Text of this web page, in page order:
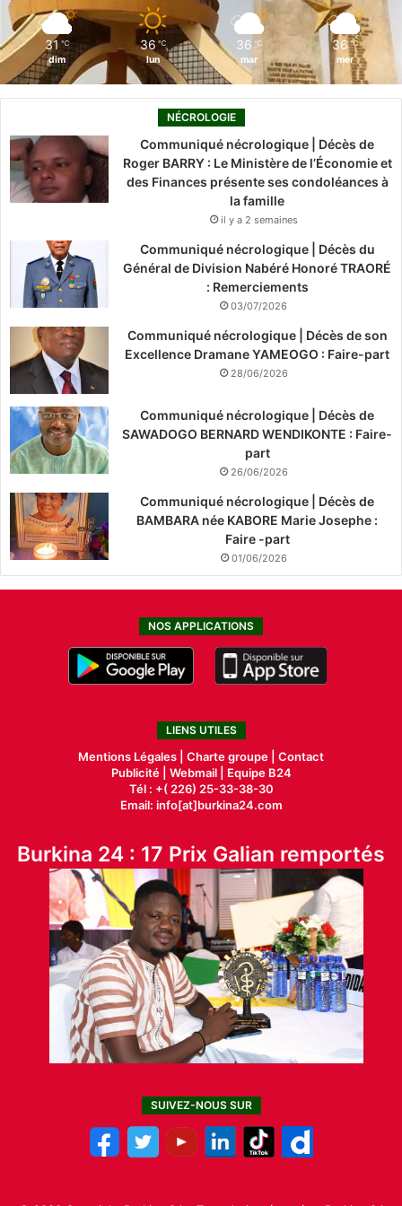
31 ℃
dim
36 ℃
lun
36 ℃
mar
36 ℃
mer
NÉCROLOGIE
Communiqué nécrologique | Décès de
Roger BARRY : Le Ministère de l’Économie et
des Finances présente ses condoléances à
la famille
il y a 2 semaines
Communiqué nécrologique | Décès du
Général de Division Nabéré Honoré TRAORÉ
: Remerciements
03/07/2026
Communiqué nécrologique | Décès de son
Excellence Dramane YAMEOGO : Faire-part
28/06/2026
Communiqué nécrologique | Décès de
SAWADOGO BERNARD WENDIKONTE : Faire-
part
26/06/2026
Communiqué nécrologique | Décès de
BAMBARA née KABORE Marie Josephe :
Faire -part
01/06/2026
NOS APPLICATIONS
LIENS UTILES
Mentions Légales | Charte groupe | Contact
Publicité| Webmail |
Equipe B24
Tél : +( 226) 25-33-38-30
Email: info[at]burkina24.com
Burkina 24 : 17 Prix Galian remportés
SUIVEZ-NOUS SUR